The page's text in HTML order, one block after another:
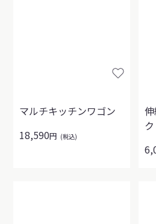
マルチキッチンワゴン
18,590円 (税込)
ク